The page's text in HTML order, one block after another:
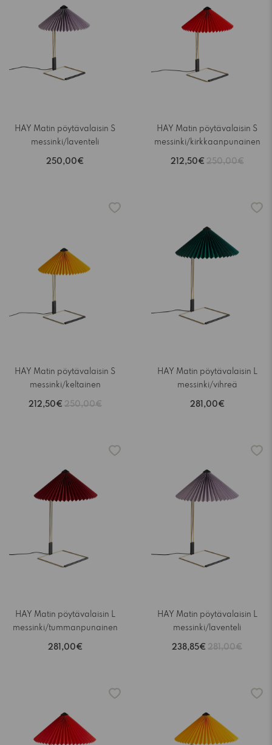
HAY Matin pöytävalaisin S
messinki/laventeli
250,00€
HAY Matin pöytävalaisin S
messinki/kirkkaanpunainen
212,50€ 250,00€
HAY Matin pöytävalaisin S
messinki/keltainen
212,50€ 250,00€
HAY Matin pöytävalaisin L
messinki/vihreä
281,00€
HAY Matin pöytävalaisin L
messinki/tummanpunainen
281,00€
HAY Matin pöytävalaisin L
messinki/laventeli
238,85€ 281,00€